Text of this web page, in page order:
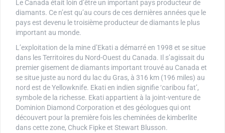
Le Canada était loin d’être un important pays producteur de
diamants. Ce n’est qu’au cours de ces dernières années que le
pays est devenu le troisième producteur de diamants le plus
important au monde.
L’exploitation de la mine d’Ekati a démarré en 1998 et se situe
dans les Territoires du Nord-Ouest du Canada. Il s’agissait du
premier gisement de diamants important trouvé au Canada et
se situe juste au nord du lac du Gras, à 316 km (196 miles) au
nord est de Yellowknife. Ekati en indien signifie ‘caribou fat’,
symbole de la richesse. Ekati appartient à la joint-venture de
Dominion Diamond Corporation et des géologues qui ont
découvert pour la première fois les cheminées de kimberlite
dans cette zone, Chuck Fipke et Stewart Blusson.